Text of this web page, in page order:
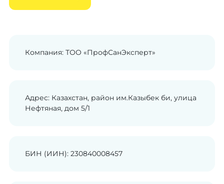
Компания: ТОО «ПрофСанЭксперт»
Адрес: Казахстан, район им.Казыбек би, улица
Нефтяная, дом 5/1
БИН (ИИН): 230840008457